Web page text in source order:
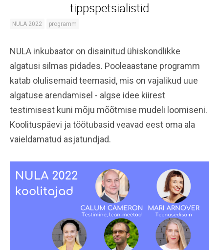
tippspetsialistid
NULA 2022 programm
NULA inkubaator on disainitud ühiskondlikke
algatusi silmas pidades. Pooleaastane programm
katab olulisemaid teemasid, mis on vajalikud uue
algatuse arendamisel - algse idee kiirest
testimisest kuni mõju mõõtmise mudeli loomiseni.
Koolituspäevi ja töötubasid veavad eest oma ala
vaieldamatud asjatundjad.